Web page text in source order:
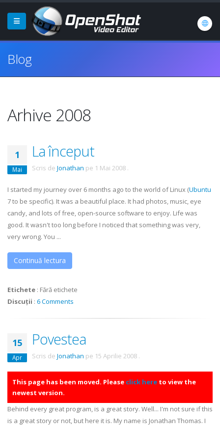
Blog
Arhive 2008
1
Mai
La început
Scris de Jonathan pe 1 Mai 2008 .
I started my journey over 6 months ago to the world of Linux (Ubuntu
7 to be specific). It was a beautiful place. It had photos, music, eye
candy, and lots of free, open-source software to enjoy. Life was
good. It wasn't too long before I noticed that something was very,
very wrong. You ...
Continuă lectura
Etichete : Fără etichete
Discuții : 6 Comments
15
Apr
Povestea
Scris de Jonathan pe 15 Aprilie 2008 .
This page has been moved. Please click here to view the
newest version.
Behind every great program, is a great story. Well... I'm not sure if this
is a great story or not, but here it is. My name is Jonathan Thomas. I